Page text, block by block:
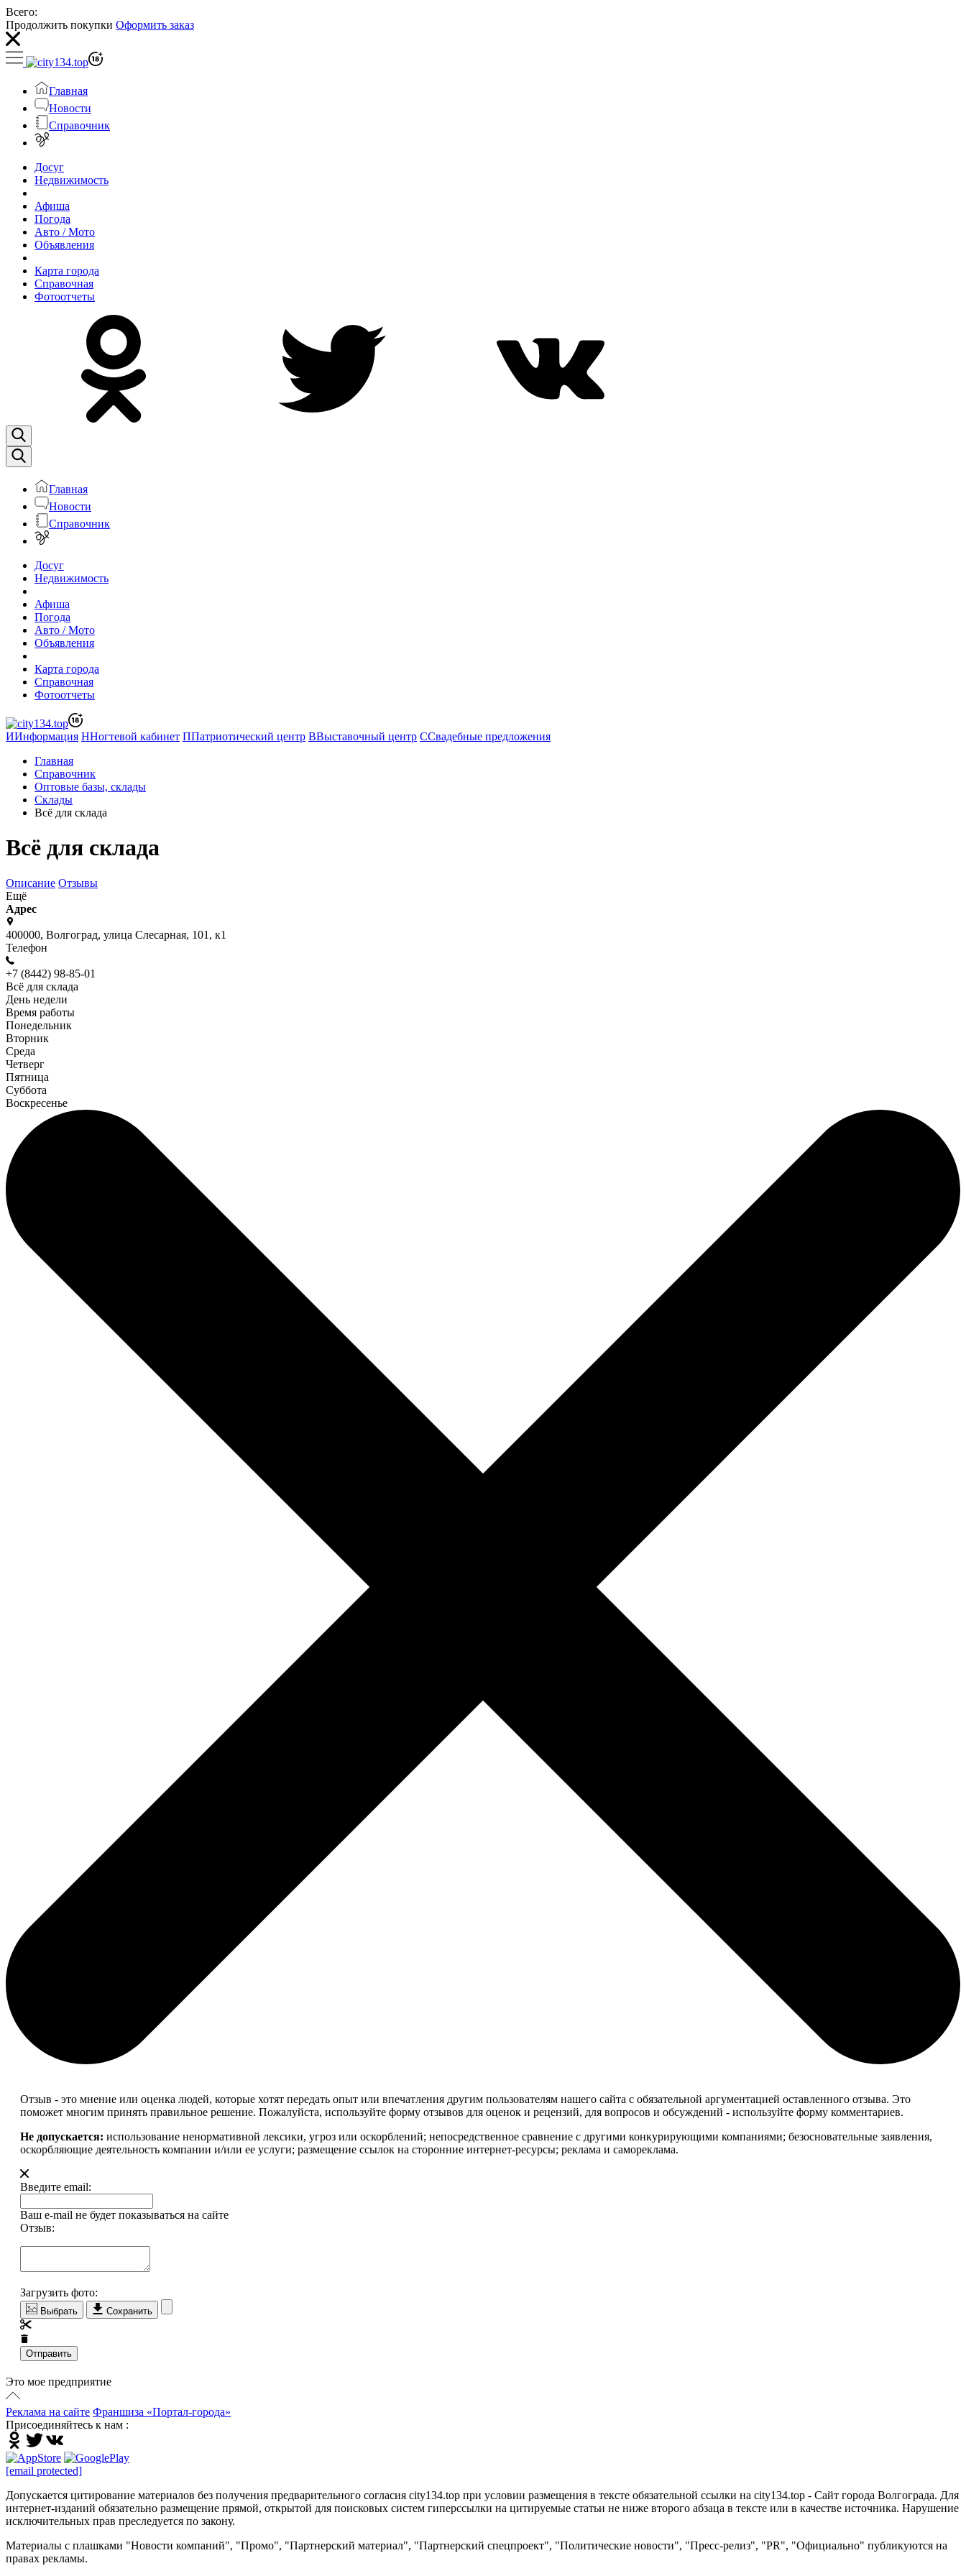
Всего:
Продолжить покупки Оформить заказ
Главная
Новости
Справочник
Досуг
Недвижимость
Афиша
Погода
Авто / Мото
Объявления
Карта города
Справочная
Фотоотчеты
Главная
Новости
Справочник
Досуг
Недвижимость
Афиша
Погода
Авто / Мото
Объявления
Карта города
Справочная
Фотоотчеты
ИИнформация ННогтевой кабинет ППатриотический центр ВВыставочный центр ССвадебные предложения
Главная
Справочник
Оптовые базы, склады
Склады
Всё для склада
Всё для склада
Описание Отзывы
Ещё
Адрес
400000, Волгоград, улица Слесарная, 101, к1
Телефон
+7 (8442) 98-85-01
Всё для склада
День недели
Время работы
Понедельник
Вторник
Среда
Четверг
Пятница
Суббота
Воскресенье
Отзыв - это мнение или оценка людей, которые хотят передать опыт или впечатления другим пользователям нашего сайта с обязательной аргументацией оставленного отзыва. Это
поможет многим принять правильное решение. Пожалуйста, используйте форму отзывов для оценок и рецензий, для вопросов и обсуждений - используйте форму комментариев.
Не допускается: использование ненормативной лексики, угроз или оскорблений; непосредственное сравнение с другими конкурирующими компаниями; безосновательные заявления,
оскорбляющие деятельность компании и/или ее услуги; размещение ссылок на сторонние интернет-ресурсы; реклама и самореклама.
Введите email:
Ваш e-mail не будет показываться на сайте
Отзыв:
Загрузить фото:
Выбрать Сохранить
Отправить
Это мое предприятие
Реклама на сайте Франшиза «Портал-города»
Присоединяйтесь к нам :
[email protected]
Допускается цитирование материалов без получения предварительного согласия city134.top при условии размещения в тексте обязательной ссылки на city134.top - Сайт города Волгограда. Для
интернет-изданий обязательно размещение прямой, открытой для поисковых систем гиперссылки на цитируемые статьи не ниже второго абзаца в тексте или в качестве источника. Нарушение
исключительных прав преследуется по закону.
Материалы с плашками "Новости компаний", "Промо", "Партнерский материал", "Партнерский спецпроект", "Политические новости", "Пресс-релиз", "PR", "Официально" публикуются на
правах рекламы.